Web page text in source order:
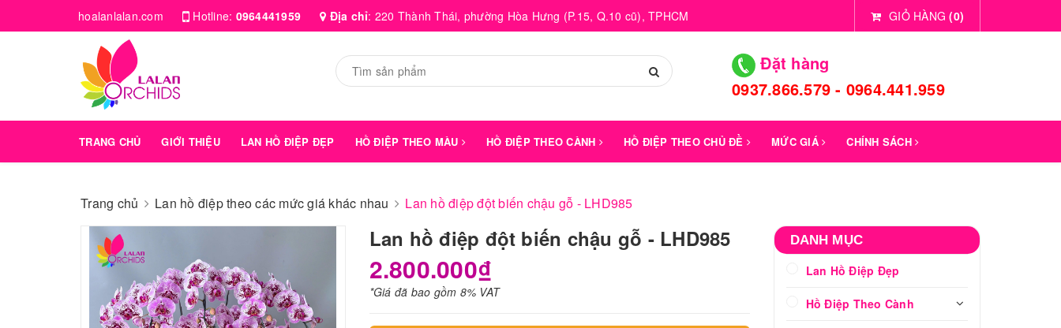
hoalanlalan.com Hotline: 0964441959 Địa chỉ: 220 Thành Thái, phường Hòa Hưng (P.15, Q.10 cũ), TPHCM GIỎ HÀNG (0)
Đặt hàng
0937.866.579 - 0964.441.959
TRANG CHỦ GIỚI THIỆU LAN HỒ ĐIỆP ĐẸP HỒ ĐIỆP THEO MÀU HỒ ĐIỆP THEO CÀNH HỒ ĐIỆP THEO CHỦ ĐỀ MỨC GIÁ CHÍNH SÁCH
Trang chủ Lan hồ điệp theo các mức giá khác nhau Lan hồ điệp đột biến chậu gỗ - LHD985
Lan hồ điệp đột biến chậu gỗ - LHD985
2.800.000₫
*Giá đã bao gồm 8% VAT
DANH MỤC
Lan Hồ Điệp Đẹp
Hồ Điệp Theo Cành